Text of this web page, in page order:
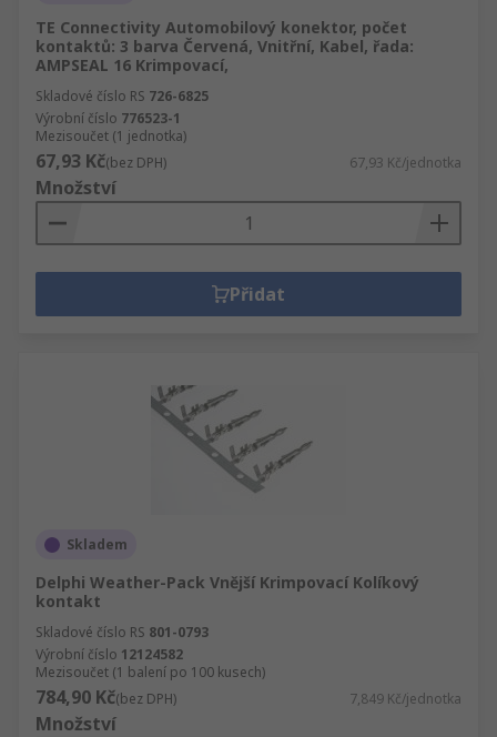
TE Connectivity Automobilový konektor, počet
kontaktů: 3 barva Červená, Vnitřní, Kabel, řada:
AMPSEAL 16 Krimpovací,
Skladové číslo RS 726-6825
Výrobní číslo 776523-1
Mezisoučet (1 jednotka)
67,93 Kč(bez DPH) 67,93 Kč/jednotka
Množství
Přidat
Skladem
Delphi Weather-Pack Vnější Krimpovací Kolíkový
kontakt
Skladové číslo RS 801-0793
Výrobní číslo 12124582
Mezisoučet (1 balení po 100 kusech)
784,90 Kč(bez DPH) 7,849 Kč/jednotka
Množství